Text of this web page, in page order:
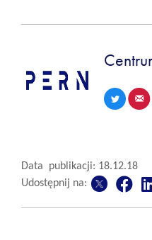
Data publikacji: 18.12.18
Udostępnij na: